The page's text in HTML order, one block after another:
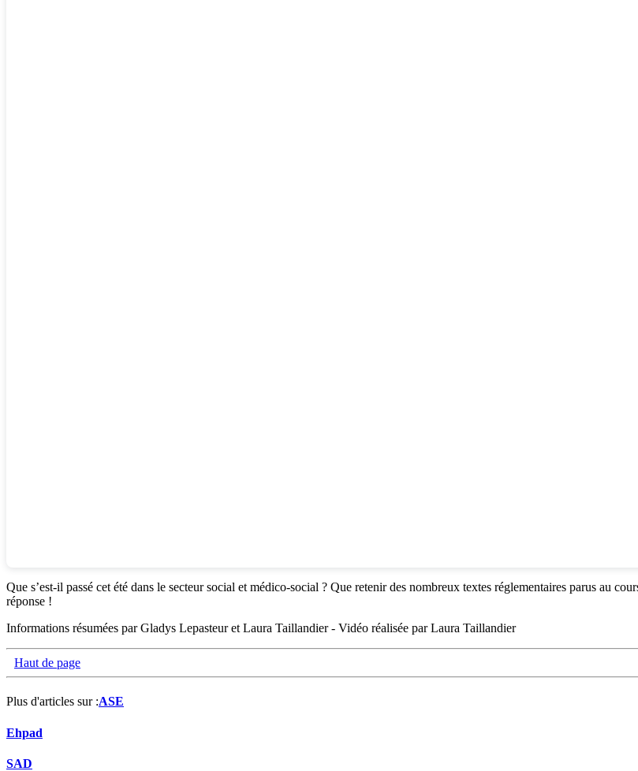
Que s’est-il passé cet été dans le secteur social et médico-social ? Que retenir des nombreux textes réglementaires parus au
réponse !
Informations résumées par Gladys Lepasteur et Laura Taillandier - Vidéo réalisée par Laura Taillandier
Haut de page
Plus d'articles sur :ASE
Ehpad
SAD